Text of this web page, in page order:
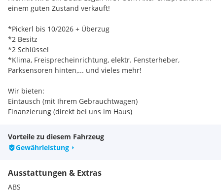
einem guten Zustand verkauft!
*Pickerl bis 10/2026 + Überzug
*2 Besitz
*2 Schlüssel
*Klima, Freisprecheinrichtung, elektr. Fensterheber,
Parksensoren hinten,... und vieles mehr!
Wir bieten:
Eintausch (mit Ihrem Gebrauchtwagen)
Finanzierung (direkt bei uns im Haus)
Einfach anrufen und einen Termin vereinbaren!
Wir haben zwei Standorte. Für eine Besichtigung oder
Probefahrt ist eine telefonische Kontaktaufnahme erwünscht.
Vorteile zu diesem Fahrzeug
Gewährleistung
Ausstattungen & Extras
ABS